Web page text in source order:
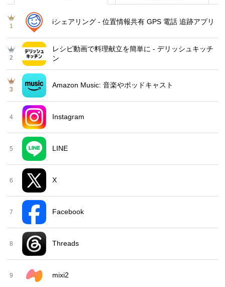
1
iシェアリング - 位置情報共有 GPS 電話 追跡アプリ
2
レシピ動画で料理献立を簡単‪に - デリッシュキッチ
ン
3
Amazon Music: 音楽やポッドキャスト
4 Instagram
5 LINE
6 X
7 Facebook
8 Threads
9 mixi2